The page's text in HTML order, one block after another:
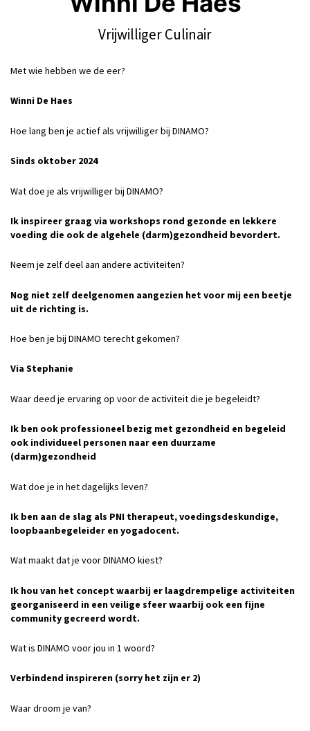
Vrijwilliger Culinair
Met wie hebben we de eer?
Winni De Haes
Hoe lang ben je actief als vrijwilliger bij DINAMO?
Sinds oktober 2024
Wat doe je als vrijwilliger bij DINAMO?
Ik inspireer graag via workshops rond gezonde en lekkere
voeding die ook de algehele (darm)gezondheid bevordert.
Neem je zelf deel aan andere activiteiten?
Nog niet zelf deelgenomen aangezien het voor mij een beetje
uit de richting is.
Hoe ben je bij DINAMO terecht gekomen?
Via Stephanie
Waar deed je ervaring op voor de activiteit die je begeleidt?
Ik ben ook professioneel bezig met gezondheid en begeleid
ook individueel personen naar een duurzame
(darm)gezondheid
Wat doe je in het dagelijks leven?
Ik ben aan de slag als PNI therapeut, voedingsdeskundige,
loopbaanbegeleider en yogadocent.
Wat maakt dat je voor DINAMO kiest?
Ik hou van het concept waarbij er laagdrempelige activiteiten
georganiseerd in een veilige sfeer waarbij ook een fijne
community gecreerd wordt.
Wat is DINAMO voor jou in 1 woord?
Verbindend inspireren (sorry het zijn er 2)
Waar droom je van?